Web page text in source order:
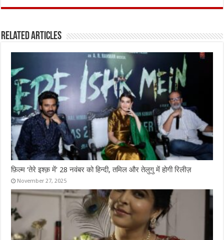
ce
o
o
k
it
r
at
A
p
p
ai ar
Related Articles
फ़िल्म ‘तेरे इश्क़ में’ 28 नवंबर को हिन्दी, तमिल और तेलुगु में होगी रिलीज़
November 27, 2025